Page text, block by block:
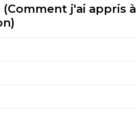
(Comment j'ai appris à